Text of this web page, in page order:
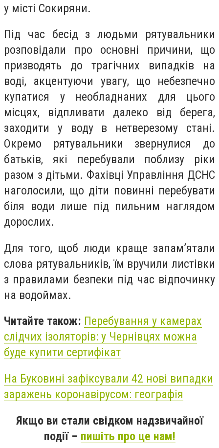
у місті Сокиряни.
Під час бесід з людьми рятувальники
розповідали про основні причини, що
призводять до трагічних випадків на
воді, акцентуючи увагу, що небезпечно
купатися у необладнаних для цього
місцях, відпливати далеко від берега,
заходити у воду в нетверезому стані.
Окремо рятувальники звернулися до
батьків, які перебували поблизу ріки
разом з дітьми. Фахівці Управління ДСНС
наголосили, що діти повинні перебувати
біля води лише під пильним наглядом
дорослих.
Для того, щоб люди краще запам’ятали
слова рятувальників, їм вручили листівки
з правилами безпеки під час відпочинку
на водоймах.
Читайте також: Перебування у камерах
слідчих ізоляторів: у Чернівцях можна
буде купити сертифікат
На Буковині зафіксували 42 нові випадки
заражень коронавірусом: географія
Якщо ви стали свідком надзвичайної
події – пишіть про це нам!